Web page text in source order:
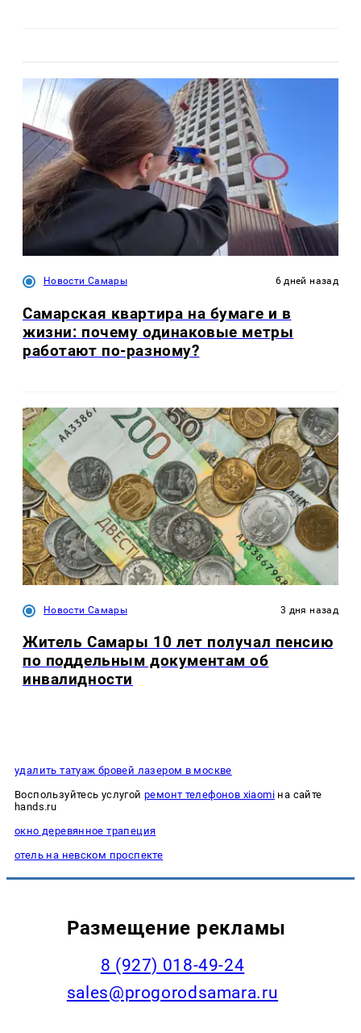
Новости Самары 6 дней назад
Самарская квартира на бумаге и в
жизни: почему одинаковые метры
работают по-разному?
Новости Самары 3 дня назад
Житель Самары 10 лет получал пенсию
по поддельным документам об
инвалидности
удалить татуаж бровей лазером в москве
Воспользуйтесь услугой ремонт телефонов xiaomiна сайте
hands.ru
окно деревянное трапеция
отель на невском проспекте
Размещение рекламы
8 (927) 018-49-24
sales@progorodsamara.ru